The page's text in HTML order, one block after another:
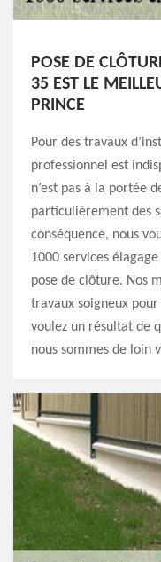
POSE DE
35 EST LE
PRINCE
Pour des travaux
professionnel est
n’est pas à la portée
particulièrement des
conséquence, nous
1000 services
pose de clôture. Nos
travaux soigneux
voulez un résultat de
nous sommes de loin